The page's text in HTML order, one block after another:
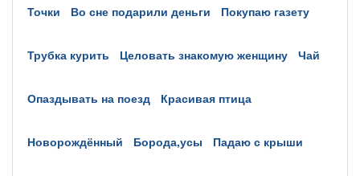
точки во сне подарили деньги покупаю газету
трубка курить целовать знакомую женщину чай
опаздывать на поезд красивая птица
новорождённый борода,усы падаю с крыши